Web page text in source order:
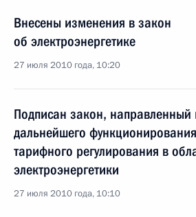
Внесены изменения в закон
об электроэнергетике
27 июля 2010 года, 10:20
Подписан закон, направленный
дальнейшего
тарифного регулирования в
электроэнергетики
27 июля 2010 года, 10:10